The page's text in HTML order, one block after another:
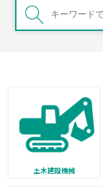
土木建設機械